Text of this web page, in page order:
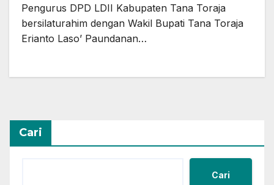
Pengurus DPD LDII Kabupaten Tana Toraja
bersilaturahim dengan Wakil Bupati Tana Toraja
Erianto Laso’ Paundanan…
Cari
Cari